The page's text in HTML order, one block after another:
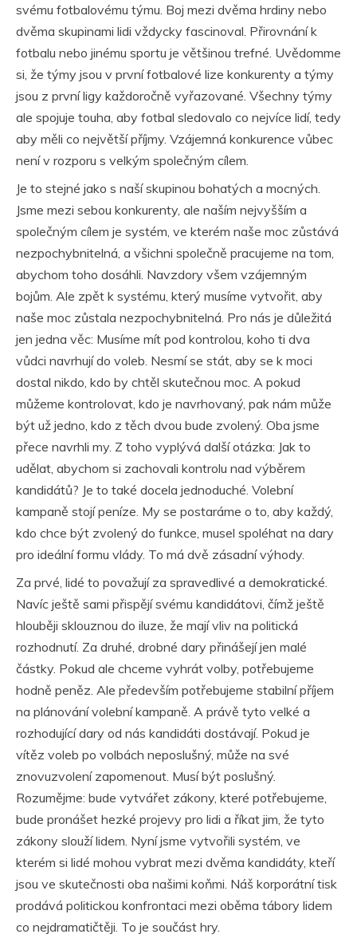
svému fotbalovému týmu. Boj mezi dvěma hrdiny nebo
dvěma skupinami lidi vždycky fascinoval. Přirovnání k
fotbalu nebo jinému sportu je většinou trefné. Uvědomme
si, že týmy jsou v první fotbalové lize konkurenty a týmy
jsou z první ligy každoročně vyřazované. Všechny týmy
ale spojuje touha, aby fotbal sledovalo co nejvíce lidí, tedy
aby měli co největší příjmy. Vzájemná konkurence vůbec
není v rozporu s velkým společným cílem.
Je to stejné jako s naší skupinou bohatých a mocných.
Jsme mezi sebou konkurenty, ale naším nejvyšším a
společným cílem je systém, ve kterém naše moc zůstává
nezpochybnitelná, a všichni společně pracujeme na tom,
abychom toho dosáhli. Navzdory všem vzájemným
bojům. Ale zpět k systému, který musíme vytvořit, aby
naše moc zůstala nezpochybnitelná. Pro nás je důležitá
jen jedna věc: Musíme mít pod kontrolou, koho ti dva
vůdci navrhují do voleb. Nesmí se stát, aby se k moci
dostal nikdo, kdo by chtěl skutečnou moc. A pokud
můžeme kontrolovat, kdo je navrhovaný, pak nám může
být už jedno, kdo z těch dvou bude zvolený. Oba jsme
přece navrhli my. Z toho vyplývá další otázka: Jak to
udělat, abychom si zachovali kontrolu nad výběrem
kandidátů? Je to také docela jednoduché. Volební
kampaně stojí peníze. My se postaráme o to, aby každý,
kdo chce být zvolený do funkce, musel spoléhat na dary
pro ideální formu vlády. To má dvě zásadní výhody.
Za prvé, lidé to považují za spravedlivé a demokratické.
Navíc ještě sami přispějí svému kandidátovi, čímž ještě
hlouběji sklouznou do iluze, že mají vliv na politická
rozhodnutí. Za druhé, drobné dary přinášejí jen malé
částky. Pokud ale chceme vyhrát volby, potřebujeme
hodně peněz. Ale především potřebujeme stabilní příjem
na plánování volební kampaně. A právě tyto velké a
rozhodující dary od nás kandidáti dostávají. Pokud je
vítěz voleb po volbách neposlušný, může na své
znovuzvolení zapomenout. Musí být poslušný.
Rozumějme: bude vytvářet zákony, které potřebujeme,
bude pronášet hezké projevy pro lidi a říkat jim, že tyto
zákony slouží lidem. Nyní jsme vytvořili systém, ve
kterém si lidé mohou vybrat mezi dvěma kandidáty, kteří
jsou ve skutečnosti oba našimi koňmi. Náš korporátní tisk
prodává politickou konfrontaci mezi oběma tábory lidem
co nejdramatičtěji. To je součást hry.